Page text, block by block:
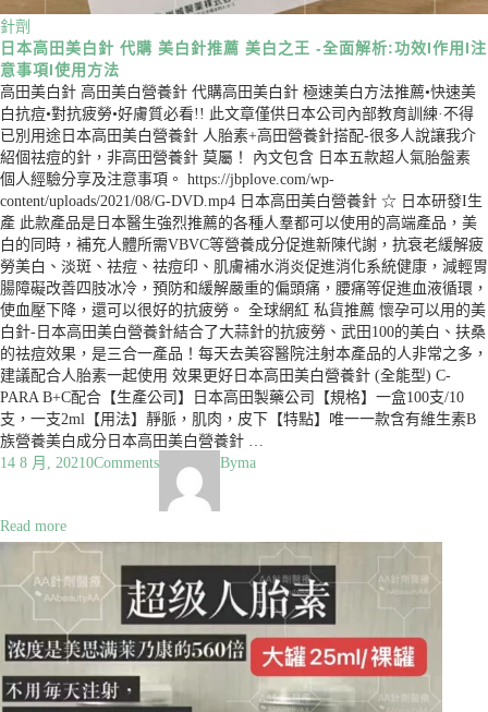
針劑
日本高田美白針 代購 美白針推薦 美白之王 -全面解析:功效I作用I注
意事項I使用方法
高田美白針 高田美白營養針 代購高田美白針 極速美白方法推薦•快速美
白抗痘•對抗疲勞•好膚質必看!! 此文章僅供日本公司內部教育訓練·不得
已別用途日本高田美白營養針 人胎素+高田營養針搭配-很多人說讓我介
紹個祛痘的針，非高田營養針 莫屬！ 內文包含 日本五款超人氣胎盤素
個人經驗分享及注意事項。 https://jbplove.com/wp-
content/uploads/2021/08/G-DVD.mp4 日本高田美白營養針 ☆ 日本研發I生
產 此款產品是日本醫生強烈推薦的各種人羣都可以使用的高端產品，美
白的同時，補充人體所需VBVC等營養成分促進新陳代謝，抗衰老緩解疲
勞美白、淡斑、祛痘、祛痘印、肌膚補水消炎促進消化系統健康，減輕胃
腸障礙改善四肢冰冷，預防和緩解嚴重的偏頭痛，腰痛等促進血液循環，
使血壓下降，還可以很好的抗疲勞。 全球網紅 私貨推薦 懷孕可以用的美
白針-日本高田美白營養針結合了大蒜針的抗疲勞、武田100的美白、扶桑
的祛痘效果，是三合一產品！每天去美容醫院注射本產品的人非常之多，
建議配合人胎素一起使用 效果更好日本高田美白營養針 (全能型) C-
PARA B+C配合【生產公司】日本高田製藥公司【規格】一盒100支/10
支，一支2ml【用法】靜脈，肌肉，皮下【特點】唯一一款含有維生素B
族營養美白成分日本高田美白營養針 …
14 8 月, 2021 0Comments Byma
Read more